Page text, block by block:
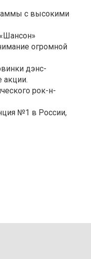
с высокими
огромной
дэнс-
акции.
рок-н-
№1 в России,